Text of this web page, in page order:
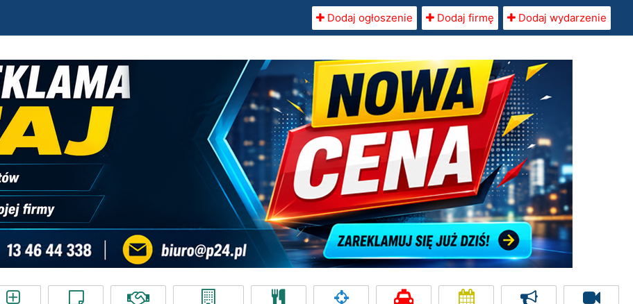
Dodaj ogłoszenie Dodaj firmę Dodaj wydarzenie